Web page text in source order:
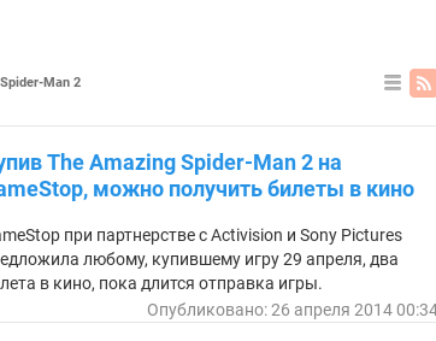
ви
ка
Man 2
The Amazing Spider-Man 2 на
можно получить билеты в кино
при партнерстве с Activision и Sony Pictures
любому, купившему игру 29 апреля, два
в кино, пока длится отправка игры.
Опубликовано: 26 апреля 2014